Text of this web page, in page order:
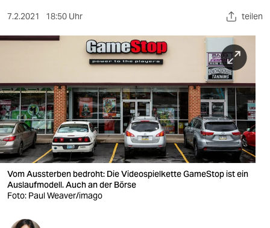
sport
berlin
wahrheit
verlag
verlag
veranstaltungen
shop
fragen & hilfe
7.2.2021 18:50 Uhr teilen
Vom Aussterben bedroht: Die Videospielkette GameStop ist ein
Auslaufmodell. Auch an der Börse
Foto: Paul Weaver/imago